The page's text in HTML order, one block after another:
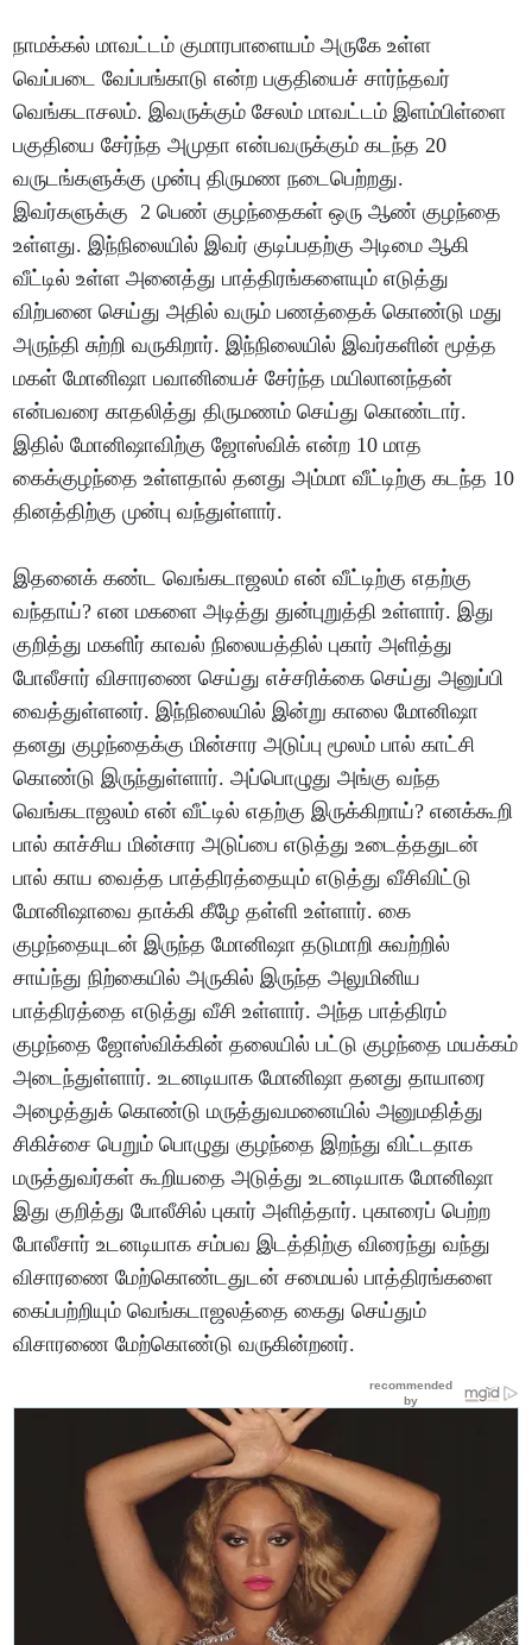
நாமக்கல் மாவட்டம் குமாரபாளையம் அருகே உள்ள
வெப்படை வேப்பங்காடு என்ற பகுதியைச் சார்ந்தவர்
வெங்கடாசலம். இவருக்கும் சேலம் மாவட்டம் இளம்பிள்ளை
பகுதியை சேர்ந்த அமுதா என்பவருக்கும் கடந்த 20
வருடங்களுக்கு முன்பு திருமண நடைபெற்றது.
இவர்களுக்கு 2 பெண் குழந்தைகள் ஒரு ஆண் குழந்தை
உள்ளது. இந்நிலையில் இவர் குடிப்பதற்கு அடிமை ஆகி
வீட்டில் உள்ள அனைத்து பாத்திரங்களையும் எடுத்து
விற்பனை செய்து அதில் வரும் பணத்தைக் கொண்டு மது
அருந்தி சுற்றி வருகிறார். இந்நிலையில் இவர்களின் மூத்த
மகள் மோனிஷா பவானியைச் சேர்ந்த மயிலானந்தன்
என்பவரை காதலித்து திருமணம் செய்து கொண்டார்.
இதில் மோனிஷாவிற்கு ஜோஸ்விக் என்ற 10 மாத
கைக்குழந்தை உள்ளதால் தனது அம்மா வீட்டிற்கு கடந்த 10
தினத்திற்கு முன்பு வந்துள்ளார்.
இதனைக் கண்ட வெங்கடாஜலம் என் வீட்டிற்கு எதற்கு
வந்தாய்? என மகளை அடித்து துன்புறுத்தி உள்ளார். இது
குறித்து மகளிர் காவல் நிலையத்தில் புகார் அளித்து
போலீசார் விசாரணை செய்து எச்சரிக்கை செய்து அனுப்பி
வைத்துள்ளனர். இந்நிலையில் இன்று காலை மோனிஷா
தனது குழந்தைக்கு மின்சார அடுப்பு மூலம் பால் காட்சி
கொண்டு இருந்துள்ளார். அப்பொழுது அங்கு வந்த
வெங்கடாஜலம் என் வீட்டில் எதற்கு இருக்கிறாய்? எனக்கூறி
பால் காச்சிய மின்சார அடுப்பை எடுத்து உடைத்ததுடன்
பால் காய வைத்த பாத்திரத்தையும் எடுத்து வீசிவிட்டு
மோனிஷாவை தாக்கி கீழே தள்ளி உள்ளார். கை
குழந்தையுடன் இருந்த மோனிஷா தடுமாறி சுவற்றில்
சாய்ந்து நிற்கையில் அருகில் இருந்த அலுமினிய
பாத்திரத்தை எடுத்து வீசி உள்ளார். அந்த பாத்திரம்
குழந்தை ஜோஸ்விக்கின் தலையில் பட்டு குழந்தை மயக்கம்
அடைந்துள்ளார். உடனடியாக மோனிஷா தனது தாயாரை
அழைத்துக் கொண்டு மருத்துவமனையில் அனுமதித்து
சிகிச்சை பெறும் பொழுது குழந்தை இறந்து விட்டதாக
மருத்துவர்கள் கூறியதை அடுத்து உடனடியாக மோனிஷா
இது குறித்து போலீசில் புகார் அளித்தார். புகாரைப் பெற்ற
போலீசார் உடனடியாக சம்பவ இடத்திற்கு விரைந்து வந்து
விசாரணை மேற்கொண்டதுடன் சமையல் பாத்திரங்களை
கைப்பற்றியும் வெங்கடாஜலத்தை கைது செய்தும்
விசாரணை மேற்கொண்டு வருகின்றனர்.